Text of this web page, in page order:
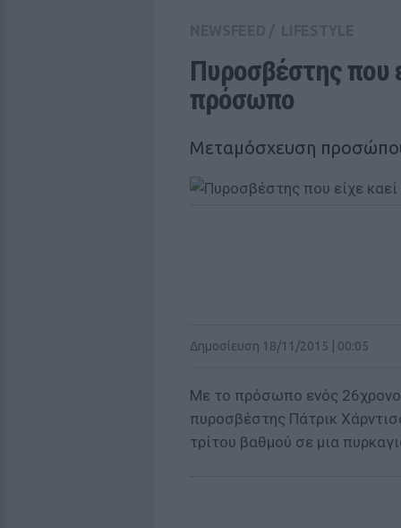
Πυροσβέστης που
πρόσωπο
Μεταμόσχευση
Δημοσίευση 18/11/2015 | 00:05
Με το πρόσωπο ενός
πυροσβέστης Πάτρικ
τρίτου βαθμού σε μια